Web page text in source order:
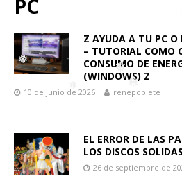
❅
❅
❅
PC
Z AYUDA A TU PC O
– TUTORIAL COMO
CONSUMO DE
(WINDOWS) Z
10 de junio de 2026 renepoblete
EL ERROR DE LAS
LOS DISCOS
26 de septiembre de